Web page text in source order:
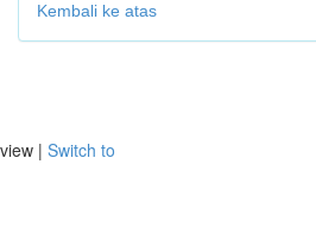
Kembali ke atas
view | Switch to